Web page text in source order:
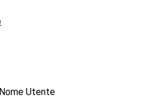
Nome Utente